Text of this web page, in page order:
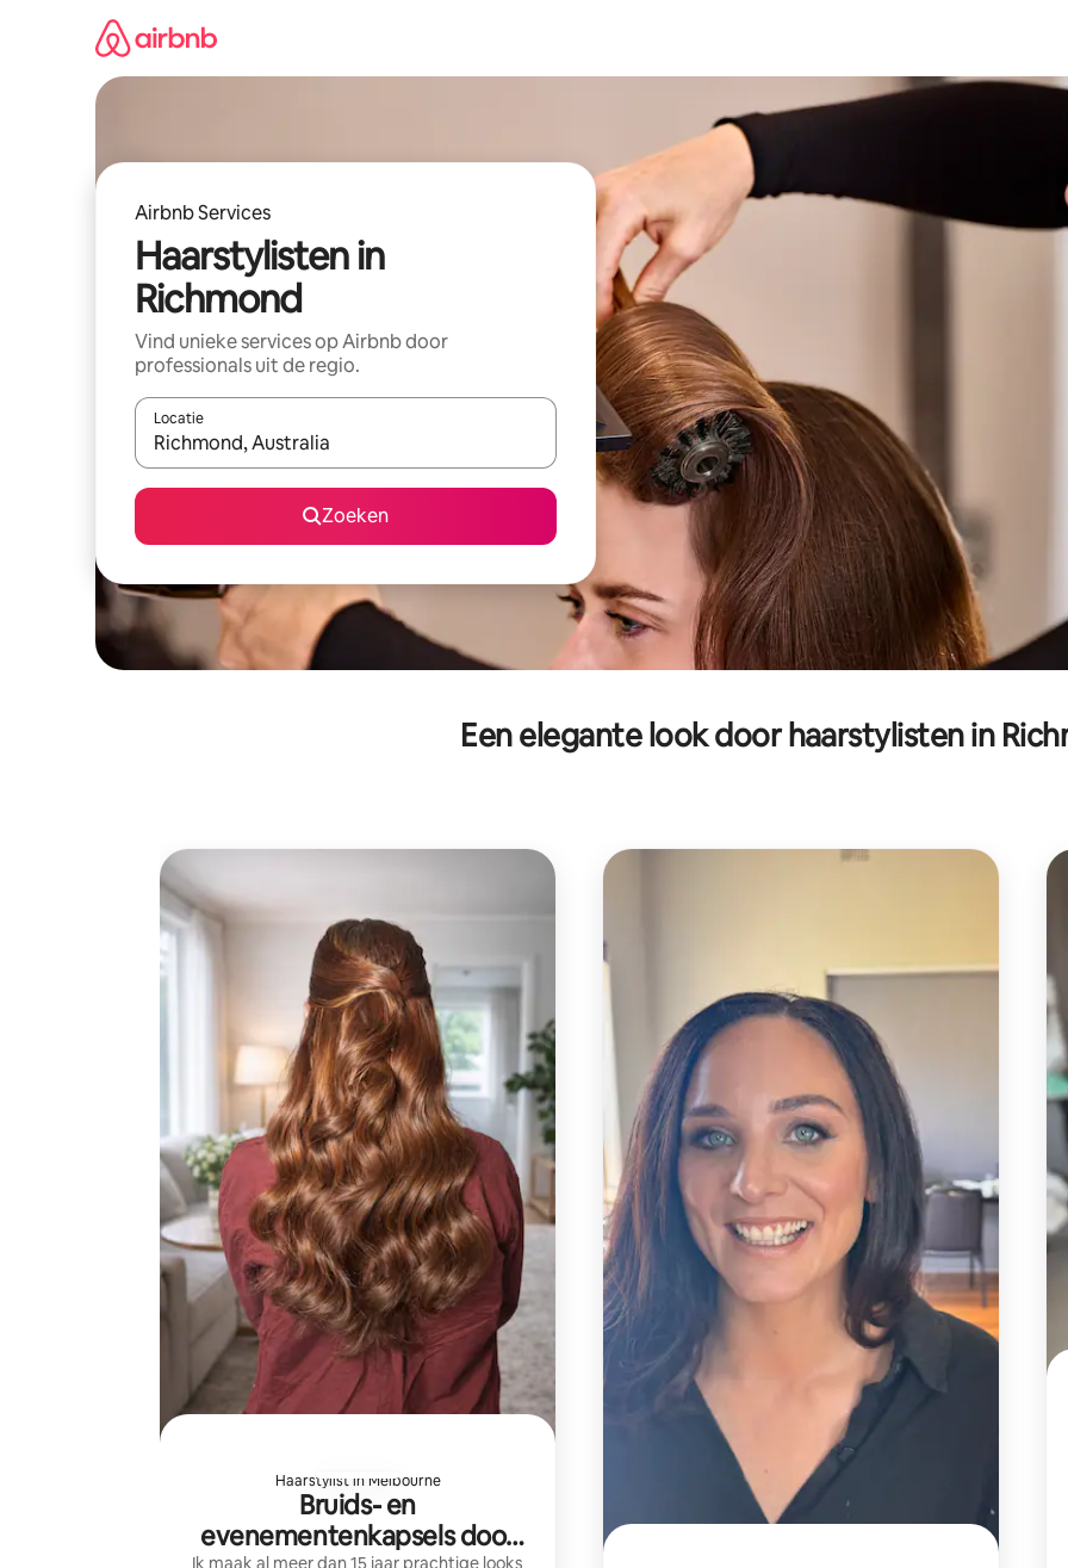
Airbnb Services
Haarstylisten in
Richmond
Vind unieke services op Airbnb door
professionals uit de regio.
Locatie
Wanneer er suggesties beschikbaar zijn, maak je een keuze met je de pijltjestoetsen omhoog en omlaag, óf door te
Zoeken
Een elegante look door haarstylisten in
Haarstylist in Melbourne
Bruids- en
evenementenkapsels door
Ik maak al meer dan 15 jaar prachtige looks